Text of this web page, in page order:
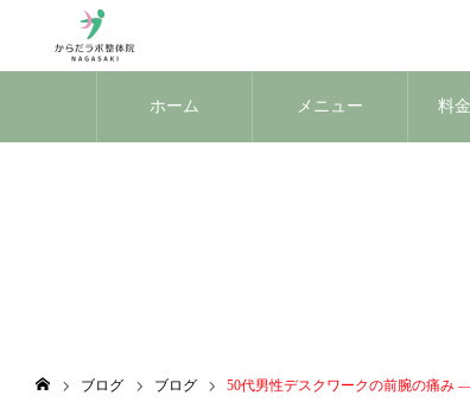
ホーム メニュー 料
ブログ ブログ 50代男性デスクワークの前腕の痛み